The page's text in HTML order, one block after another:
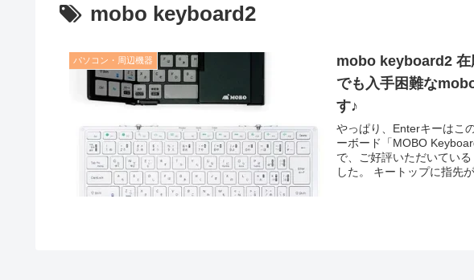
mobo keyboard2
パソコン・周辺機器
mobo keyboard2 在
でも入手困難な
す♪
やっぱり、Enterキーはこ
ーボード「MOBO
で、ご好評いただいてい
した。 キートップに指先